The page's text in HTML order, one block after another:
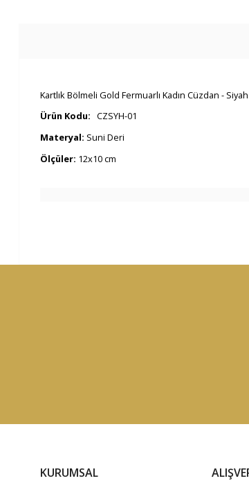
Kartlık Bölmeli Gold Fermuarlı Kadın Cüzdan - Siyah
Ürün Kodu: CZSYH-01
Materyal: Suni Deri
Ölçüler: 12x10 cm
KURUMSAL